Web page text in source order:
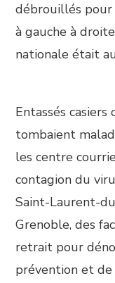
débrouillés
à gauche à
nationale était
Entassés
tombaient
les centre
contagion du
Saint-Laurent-
Grenoble, des
retrait pour
prévention et